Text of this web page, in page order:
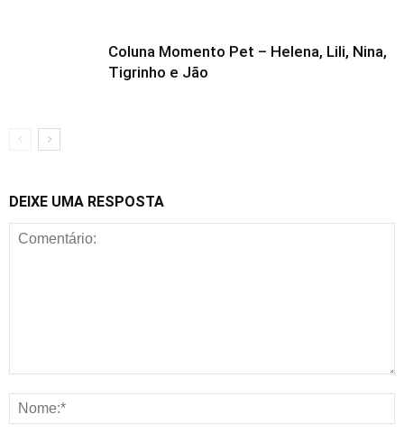
Coluna Momento Pet – Helena, Lili, Nina,
Tigrinho e Jão
DEIXE UMA RESPOSTA